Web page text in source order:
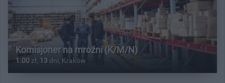
Komisjoner na mroźni (K/M/N)
1.00 zł, 13 dni, Kraków